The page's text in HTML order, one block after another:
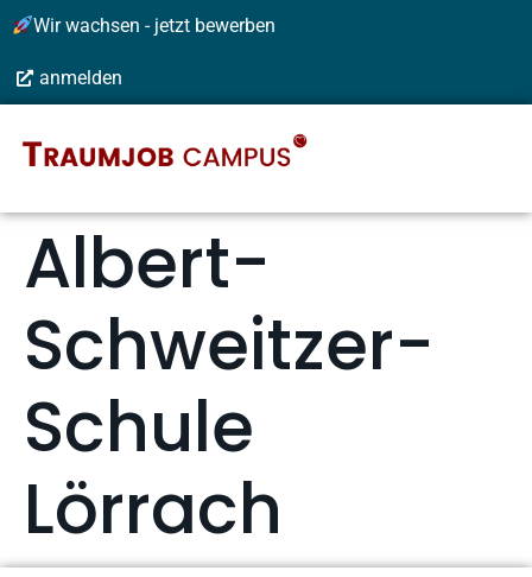
Wir wachsen - jetzt bewerben
anmelden
Albert-
Schweitzer-
Schule
Lörrach